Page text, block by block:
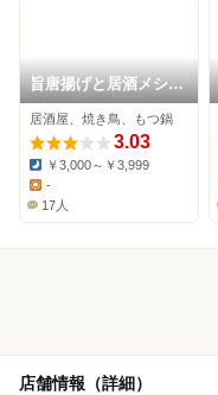
旨唐揚げと居酒メシ
ミライザカ 八戸三日
町店
居酒屋、焼き鳥、もつ鍋
3.03
Dinner:
￥3,000～￥3,999
-
17人
店舗情報（詳細）